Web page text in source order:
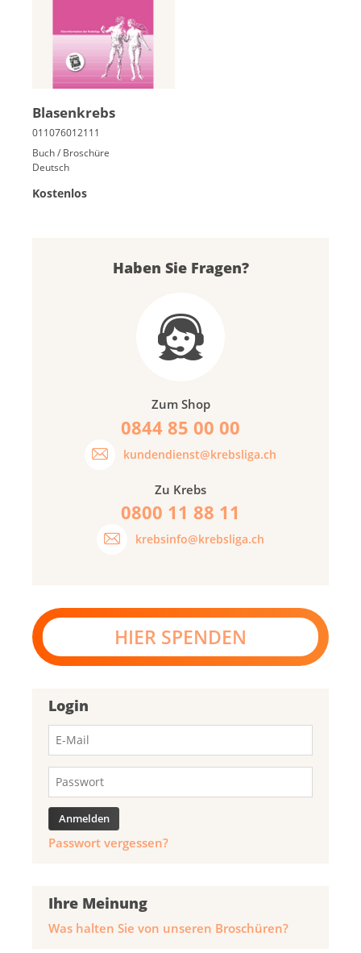
Bla­sen­krebs
Buch / Broschüre
Deutsch
Kostenlos
Haben Sie Fragen?
Zum Shop
0844 85 00 00
kundendienst@krebsliga.ch
Zu Krebs
0800 11 88 11
krebsinfo@krebsliga.ch
HIER SPENDEN
Login
Passwort vergessen?
Ihre Meinung
Was halten Sie von unseren Broschüren?